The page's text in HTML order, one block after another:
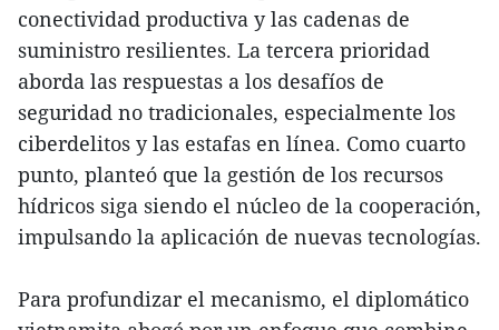
conectividad productiva y las cadenas de
suministro resilientes. La tercera prioridad
aborda las respuestas a los desafíos de
seguridad no tradicionales, especialmente los
ciberdelitos y las estafas en línea. Como cuarto
punto, planteó que la gestión de los recursos
hídricos siga siendo el núcleo de la cooperación,
impulsando la aplicación de nuevas tecnologías.
Para profundizar el mecanismo, el diplomático